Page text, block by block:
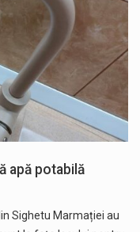
apă potabilă
Sighetu Marmației au